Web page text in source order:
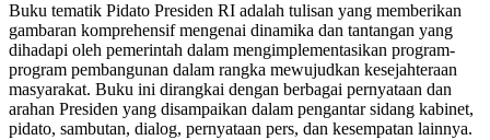
Buku tematik Pidato Presiden RI adalah tulisan yang memberikan
gambaran komprehensif mengenai dinamika dan tantangan yang
dihadapi oleh pemerintah dalam mengimplementasikan program-
program pembangunan dalam rangka mewujudkan kesejahteraan
masyarakat. Buku ini dirangkai dengan berbagai pernyataan dan
arahan Presiden yang disampaikan dalam pengantar sidang kabinet,
pidato, sambutan, dialog, pernyataan pers, dan kesempatan lainnya.